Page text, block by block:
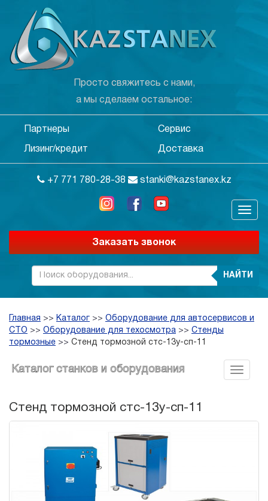
Просто свяжитесь с нами,
а мы сделаем остальное:
Партнеры Сервис
Лизинг/кредит Доставка
+7 771 780-28-38 stanki@kazstanex.kz
Заказать звонок
НАЙТИ
Главная >> Каталог >> Оборудование для автосервисов и
СТО >> Оборудование для техосмотра >> Стенды
тормозные >> Стенд тормозной стс-13у-сп-11
Каталог станков и оборудования
Стенд тормозной стс-13у-сп-11